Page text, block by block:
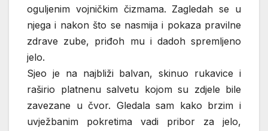
oguljenim vojničkim čizmama. Zagledah se u
njega i nakon što se nasmija i pokaza pravilne
zdrave zube, priđoh mu i dadoh spremljeno
jelo.
Sjeo je na najbliži balvan, skinuo rukavice i
raširio platnenu salvetu kojom su zdjele bile
zavezane u čvor. Gledala sam kako brzim i
uvježbanim pokretima vadi pribor za jelo,